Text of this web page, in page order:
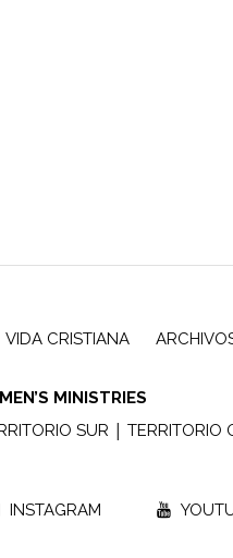
VIDA CRISTIANA
MINISTRIES
SUR | TERRITORIO
INSTAGRAM